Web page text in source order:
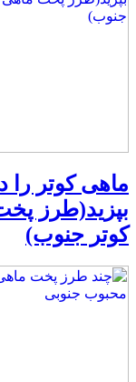
ماهی کوتر
بپزید(طرز
کوتر جنوب)